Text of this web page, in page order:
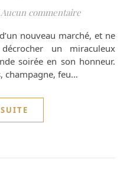
Aucun commentaire
un miraculeux
soirée en son honneur.
champagne, feu…